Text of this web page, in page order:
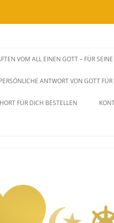
VOM ALL EINEN GOTT – FÜR
PERSÖNLICHE ANTWORT VON GOTT
FÜR DICH BESTELLEN